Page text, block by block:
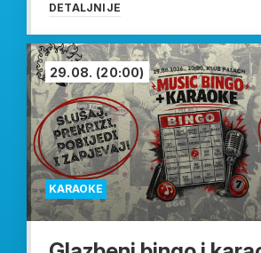
DETALJNIJE
KARAOKE
29.08. (20:00)